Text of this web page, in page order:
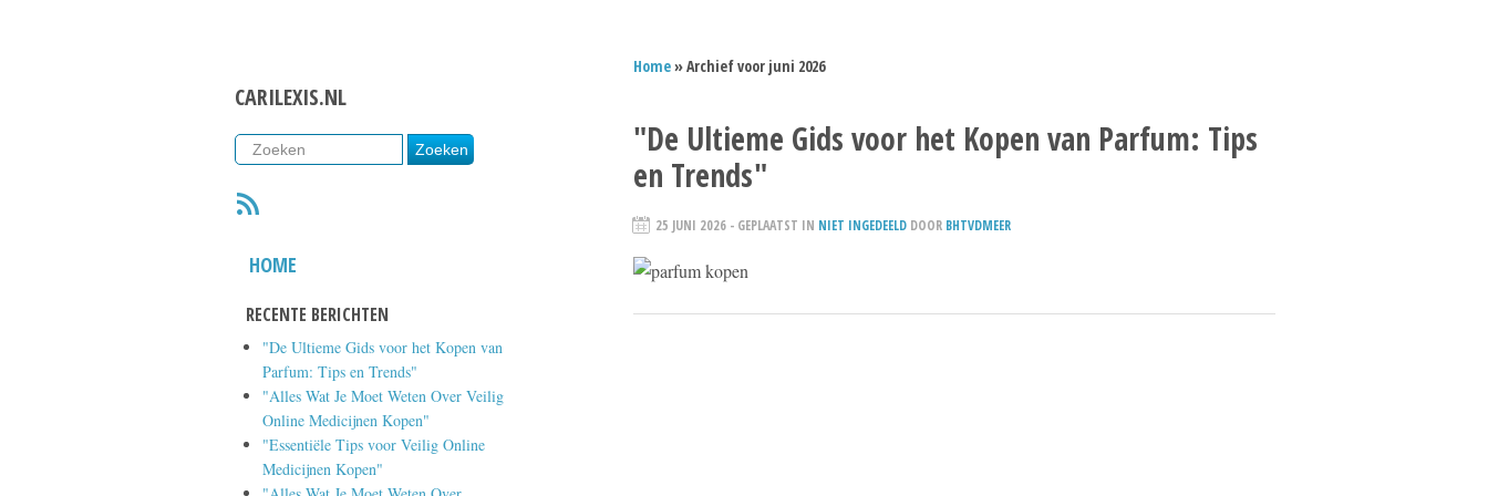
CARILEXIS.NL
HOME
RECENTE BERICHTEN
"De Ultieme Gids voor het Kopen van
Parfum: Tips en Trends"
"Alles Wat Je Moet Weten Over Veilig
Online Medicijnen Kopen"
"Essentiële Tips voor Veilig Online
Medicijnen Kopen"
Home» Archief voor juni 2026
"De Ultieme Gids voor het Kopen van Parfum: Tips
en Trends"
25 JUNI 2026 - GEPLAATST IN NIET INGEDEELD DOOR BHTVDMEER